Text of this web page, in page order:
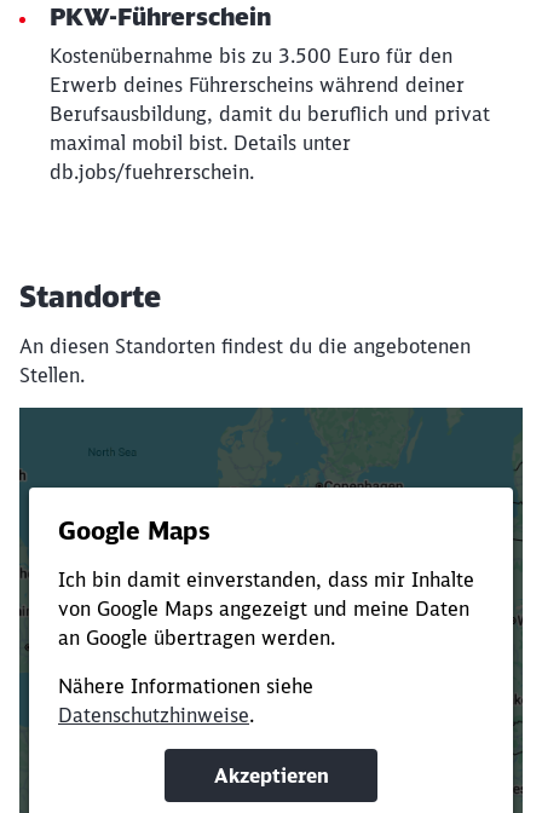
PKW-Führerschein
Kostenübernahme bis zu 3.500 Euro für den
Erwerb deines Führerscheins während deiner
Berufsausbildung, damit du beruflich und privat
maximal mobil bist. Details unter
db.jobs/fuehrerschein.
Standorte
An diesen Standorten findest du die angebotenen
Stellen.
Verkürze die Ladezeit, indem du Suchbegriffe
oder Filter hinzufügst.
Suchbegriffe eingeben